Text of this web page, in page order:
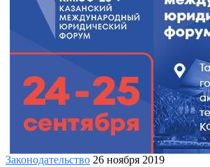
Законодательство 26 ноября 2019